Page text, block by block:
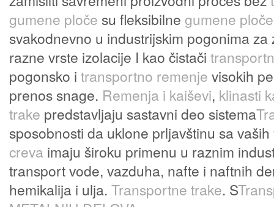
gumene ploče su fleksibilne gumene ploče
svakodnevno u industrijskim pogonima
razne vrste izolacije I kao čistači
pogonsko i transportno remenje visokih
prenos snage. Remenja i kaiševi, klinasti
trake predstavljaju sastavni deo sistema
sposobnosti da uklone prljavštinu sa vaših
creva imaju široku primenu u raznim
transport vode, vazduha, nafte i naftnih
hemikalija i ulja. Transportne trake. S